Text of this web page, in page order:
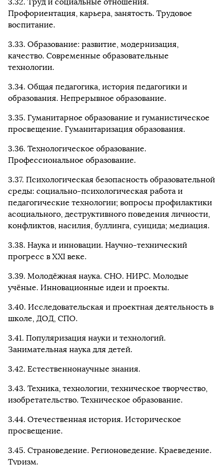
Профориентация, карьера, занятость. Трудовое
воспитание.
3.33. Образование: развитие, модернизация,
качество. Современные образовательные
технологии.
3.34. Общая педагогика, история педагогики и
образования. Непрерывное образование.
3.35. Гуманитарное образование и гуманистическое
просвещение. Гуманитаризация образования.
3.36. Технологическое образование.
Профессиональное образование.
3.37. Психологическая безопасность образовательной
среды: социально-психологическая работа и
педагогические технологии; вопросы профилактики
асоциального, деструктивного поведения личности,
конфликтов, насилия, буллинга, суицида; медиация.
3.38. Наука и инновации. Научно-технический
прогресс в XXI веке.
3.39. Молодёжная наука. СНО. НИРС. Молодые
учёные. Инновационные идеи и проекты.
3.40. Исследовательская и проектная деятельность в
школе, ДОД, СПО.
3.41. Популяризация науки и технологий.
Занимательная наука для детей.
3.42. Естественнонаучные знания.
3.43. Техника, технологии, техническое творчество,
изобретательство. Техническое образование.
3.44. Отечественная история. Историческое
просвещение.
3.45. Страноведение. Регионоведение. Краеведение.
Туризм.